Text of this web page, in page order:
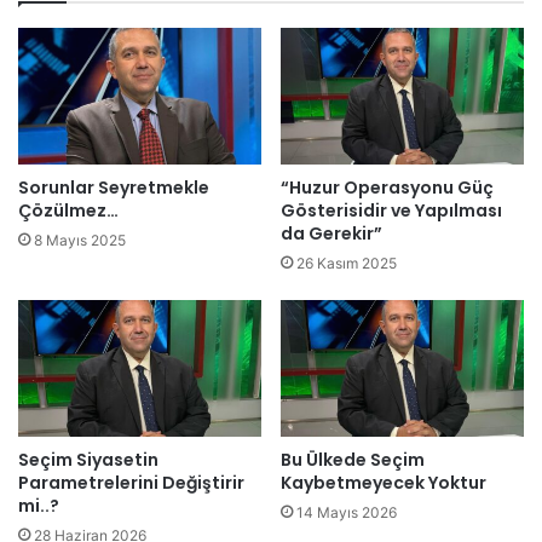
a
r
ı
n
ı
n
e
d
e
u
r
d
u
r
u
y
o
r
?
u
h
a
l
e
f
e
t
H
O
l
m
a
l
ı
Sorunlar Seyretmekle
Çözülmez…
8 Mayıs 2025
“Huzur Operasyonu Güç
Gösterisidir ve Yapılması
da Gerekir”
26 Kasım 2025
Seçim Siyasetin
Parametrelerini Değiştirir
mi..?
28 Haziran 2026
Bu Ülkede Seçim
Kaybetmeyecek Yoktur
14 Mayıs 2026